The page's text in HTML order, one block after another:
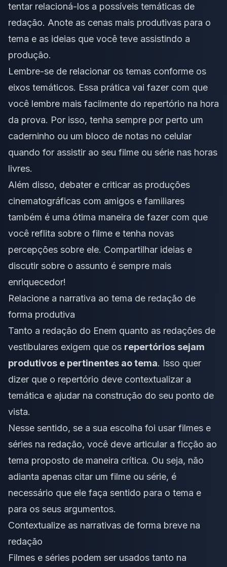
tentar relacioná-los a possíveis temáticas de
redação. Anote as cenas mais produtivas para o
tema e as ideias que você teve assistindo a
produção.
Lembre-se de relacionar os temas conforme os
eixos temáticos. Essa prática vai fazer com que
você lembre mais facilmente do repertório na hora
da prova. Por isso, tenha sempre por perto um
caderninho ou um bloco de notas no celular
quando for assistir ao seu filme ou série nas horas
livres.
Além disso, debater e criticar as produções
cinematográficas com amigos e familiares
também é uma ótima maneira de fazer com que
você reflita sobre o filme e tenha novas
percepções sobre ele. Compartilhar ideias e
discutir sobre o assunto é sempre mais
enriquecedor!
Relacione a narrativa ao tema de redação de
forma produtiva
Tanto a redação do Enem quanto as redações de
vestibulares exigem que os repertórios sejam
produtivos e pertinentes ao tema. Isso quer
dizer que o repertório deve contextualizar a
temática e ajudar na construção do seu ponto de
vista.
Nesse sentido, se a sua escolha foi usar filmes e
séries na redação, você deve articular a ficção ao
tema proposto de maneira crítica. Ou seja, não
adianta apenas citar um filme ou série, é
necessário que ele faça sentido para o tema e
para os seus argumentos.
Contextualize as narrativas de forma breve na
redação
Filmes e séries podem ser usados tanto na